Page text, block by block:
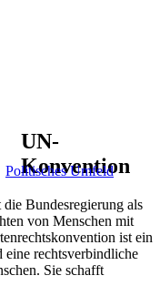
Politisches Umfeld
UN-
Konvention
Bundesregierung als
von Menschen mit
ist ein
rechtsverbindliche
Sie schafft